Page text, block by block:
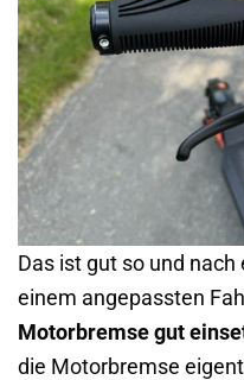
Das ist gut so und
einem angepassten
Motorbremse gut
die Motorbremse